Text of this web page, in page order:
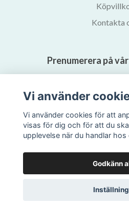
Kontakta
Prenumerera på
Vi använder
Vi använder cookies för att
visas för dig och för att du
upplevelse när du handlar hos
Godkänn